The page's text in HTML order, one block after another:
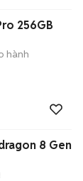
256GB
hành
8 Gen